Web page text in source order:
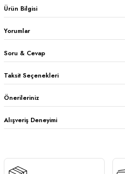
Ürün Bilgisi
Yorumlar
Soru & Cevap
Taksit Seçenekleri
Önerileriniz
Alışveriş Deneyimi